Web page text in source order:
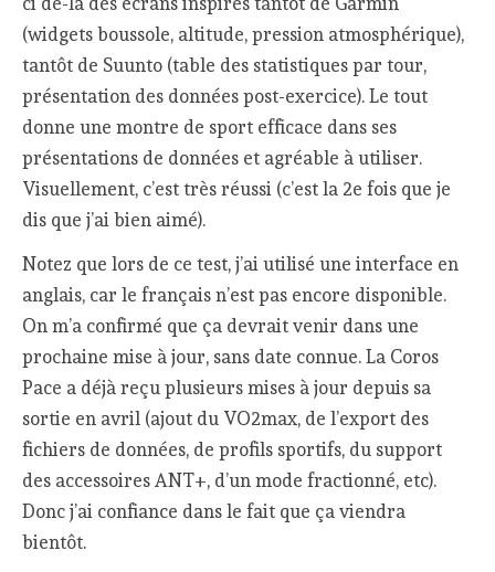
(widgets boussole, altitude, pression atmosphérique),
tantôt de Suunto (table des statistiques par tour,
présentation des données post-exercice). Le tout
donne une montre de sport efficace dans ses
présentations de données et agréable à utiliser.
Visuellement, c’est très réussi (c’est la 2e fois que je
dis que j’ai bien aimé).
Notez que lors de ce test, j’ai utilisé une interface en
anglais, car le français n’est pas encore disponible.
On m’a confirmé que ça devrait venir dans une
prochaine mise à jour, sans date connue. La Coros
Pace a déjà reçu plusieurs mises à jour depuis sa
sortie en avril (ajout du VO2max, de l’export des
fichiers de données, de profils sportifs, du support
des accessoires ANT+, d’un mode fractionné, etc).
Donc j’ai confiance dans le fait que ça viendra
bientôt.